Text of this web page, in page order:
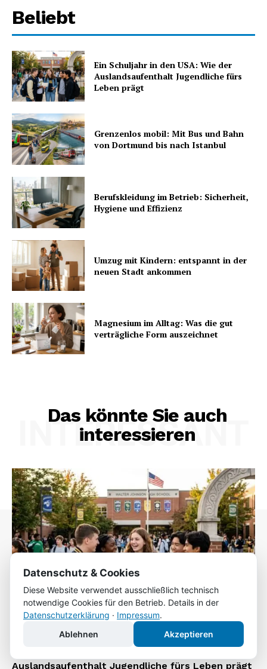
Beliebt
Ein Schuljahr in den USA: Wie der
Auslandsaufenthalt Jugendliche fürs
Leben prägt
Grenzenlos mobil: Mit Bus und Bahn
von Dortmund bis nach Istanbul
Berufskleidung im Betrieb: Sicherheit,
Hygiene und Effizienz
Umzug mit Kindern: entspannt in der
neuen Stadt ankommen
Magnesium im Alltag: Was die gut
verträgliche Form auszeichnet
Das könnte Sie auch
interessieren
INTERESSANT
Auslandsaufenthalt Jugendliche fürs Leben prägt
Datenschutz & Cookies
Diese Website verwendet ausschließlich technisch
notwendige Cookies für den Betrieb. Details in der
Datenschutzerklärung · Impressum.
Ablehnen
Akzeptieren